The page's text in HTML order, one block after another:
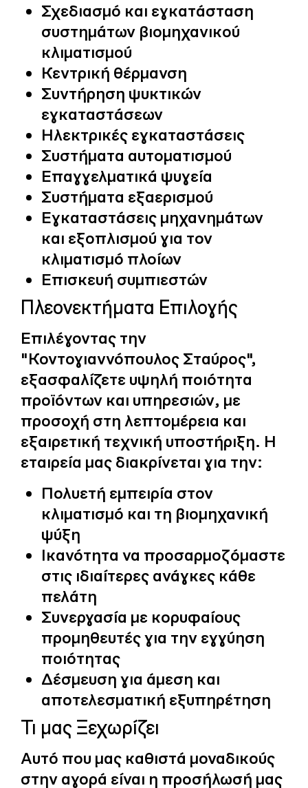
Σχεδιασμό και εγκατάσταση
συστημάτων βιομηχανικού
κλιματισμού
Κεντρική θέρμανση
Συντήρηση ψυκτικών
εγκαταστάσεων
Ηλεκτρικές εγκαταστάσεις
Συστήματα αυτοματισμού
Επαγγελματικά ψυγεία
Συστήματα εξαερισμού
Εγκαταστάσεις μηχανημάτων
και εξοπλισμού για τον
κλιματισμό πλοίων
Επισκευή συμπιεστών
Πλεονεκτήματα Επιλογής
Επιλέγοντας την
"Κοντογιαννόπουλος Σταύρος",
εξασφαλίζετε υψηλή ποιότητα
προϊόντων και υπηρεσιών, με
προσοχή στη λεπτομέρεια και
εξαιρετική τεχνική υποστήριξη. Η
εταιρεία μας διακρίνεται για την:
Πολυετή εμπειρία στον
κλιματισμό και τη βιομηχανική
ψύξη
Ικανότητα να προσαρμοζόμαστε
στις ιδιαίτερες ανάγκες κάθε
πελάτη
Συνεργασία με κορυφαίους
προμηθευτές για την εγγύηση
ποιότητας
Δέσμευση για άμεση και
αποτελεσματική εξυπηρέτηση
Τι μας Ξεχωρίζει
Αυτό που μας καθιστά μοναδικούς
στην αγορά είναι η προσήλωσή μας